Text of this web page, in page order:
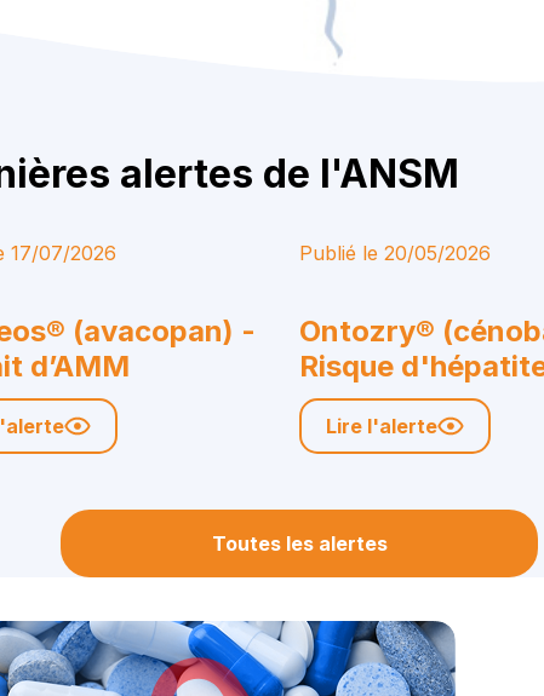
alertes de l'ANSM
17/07/2026
(avacopan) -
d’AMM
Publié le 20/05/2026
Ontozry®
Risque
Lire l'alerte
Toutes les alertes